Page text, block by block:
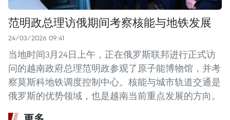
范明政总理访俄期间考察核能与地铁发展
24/03/2026 09:41
当地时间3月24日上午，正在俄罗斯联邦进行正式访
问的越南政府总理范明政参观了原子能博物馆，并考
察莫斯科地铁调度控制中心。核能与城市轨道交通是
俄罗斯的优势领域，也是越南当前重点发展的方向。